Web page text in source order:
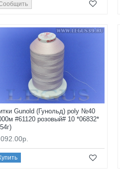
Gunold (Гунольд) poly №40
#61120 розовый# 10 *06832*